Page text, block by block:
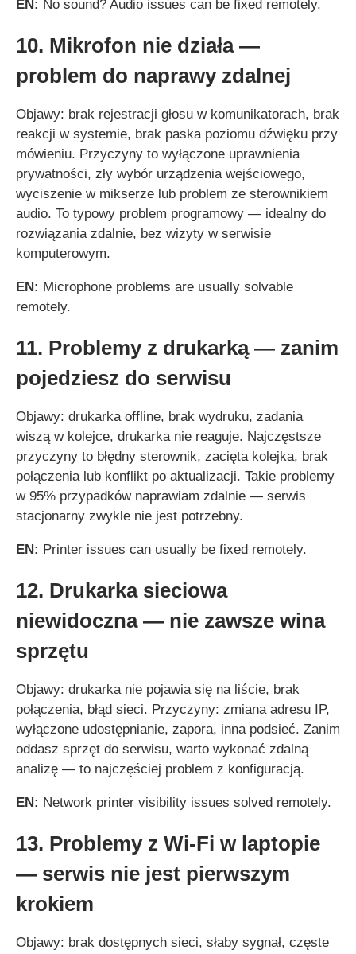
EN: No sound? Audio issues can be fixed remotely.
10. Mikrofon nie działa —
problem do naprawy zdalnej
Objawy: brak rejestracji głosu w komunikatorach, brak
reakcji w systemie, brak paska poziomu dźwięku przy
mówieniu. Przyczyny to wyłączone uprawnienia
prywatności, zły wybór urządzenia wejściowego,
wyciszenie w mikserze lub problem ze sterownikiem
audio. To typowy problem programowy — idealny do
rozwiązania zdalnie, bez wizyty w serwisie
komputerowym.
EN: Microphone problems are usually solvable
remotely.
11. Problemy z drukarką — zanim
pojedziesz do serwisu
Objawy: drukarka offline, brak wydruku, zadania
wiszą w kolejce, drukarka nie reaguje. Najczęstsze
przyczyny to błędny sterownik, zacięta kolejka, brak
połączenia lub konflikt po aktualizacji. Takie problemy
w 95% przypadków naprawiam zdalnie — serwis
stacjonarny zwykle nie jest potrzebny.
EN: Printer issues can usually be fixed remotely.
12. Drukarka sieciowa
niewidoczna — nie zawsze wina
sprzętu
Objawy: drukarka nie pojawia się na liście, brak
połączenia, błąd sieci. Przyczyny: zmiana adresu IP,
wyłączone udostępnianie, zapora, inna podsieć. Zanim
oddasz sprzęt do serwisu, warto wykonać zdalną
analizę — to najczęściej problem z konfiguracją.
EN: Network printer visibility issues solved remotely.
13. Problemy z Wi‑Fi w laptopie
— serwis nie jest pierwszym
krokiem
Objawy: brak dostępnych sieci, słaby sygnał, częste